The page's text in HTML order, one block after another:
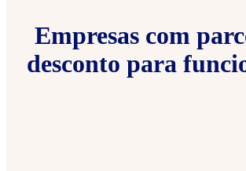
Empresas com
desconto para